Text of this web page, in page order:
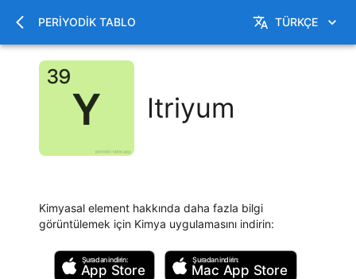
PERIYODIK TABLO TÜRKÇE
Itriyum
Kimyasal element hakkında daha fazla bilgi
görüntülemek için Kimya uygulamasını indirin:
Şuradan indirin:
App Store
Şuradan indirin:
Mac App Store